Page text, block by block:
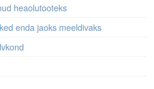
heaolutooteks
enda jaoks meeldivaks